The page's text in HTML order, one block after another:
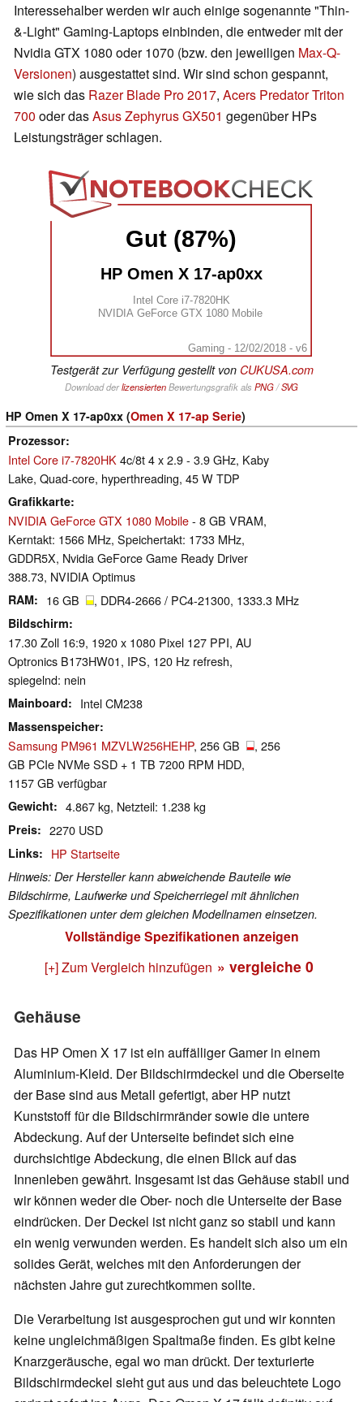
Interessehalber werden wir auch einige sogenannte "Thin-
&-Light" Gaming-Laptops einbinden, die entweder mit der
Nvidia GTX 1080 oder 1070 (bzw. den jeweiligen Max-Q-
Versionen) ausgestattet sind. Wir sind schon gespannt,
wie sich das Razer Blade Pro 2017, Acers Predator Triton
700 oder dasAsus Zephyrus GX501 gegenüber HPs
Leistungsträger schlagen.
Gut (87%)
HP Omen X 17-ap0xx
Intel Core i7-7820HK
NVIDIA GeForce GTX 1080 Mobile
Gaming - 12/02/2018 - v6
Testgerät zur Verfügung gestellt von CUKUSA.com
Download derlizensiertenBewertungsgrafik als PNG/SVG
HP Omen X 17-ap0xx (Omen X 17-ap Serie)
Prozessor
Intel Core i7-7820HK 4c/8t 4 x 2.9 - 3.9 GHz, Kaby
Lake, Quad-core, hyperthreading, 45 W TDP
Grafikkarte
NVIDIA GeForce GTX 1080 Mobile- 8 GB VRAM,
Kerntakt: 1566 MHz, Speichertakt: 1733 MHz,
GDDR5X, Nvidia GeForce Game Ready Driver
388.73, NVIDIA Optimus
RAM 16 GB , DDR4-2666 / PC4-21300, 1333.3 MHz
Bildschirm
17.30 Zoll 16:9, 1920 x 1080 Pixel 127 PPI, AU
Optronics B173HW01, IPS, 120 Hz refresh,
spiegelnd: nein
Mainboard Intel CM238
Massenspeicher
Samsung PM961 MZVLW256HEHP, 256 GB
, 256
GB PCIe NVMe SSD + 1 TB 7200 RPM HDD,
1157 GB verfügbar
Gewicht 4.867 kg, Netzteil: 1.238 kg
Preis 2270 USD
Links HP Startseite
Hinweis: Der Hersteller kann abweichende Bauteile wie
Bildschirme, Laufwerke und Speicherriegel mit ähnlichen
Spezifikationen unter dem gleichen Modellnamen einsetzen.
Vollständige Spezifikationen anzeigen
[+] Zum Vergleich hinzufügen » vergleiche 0
Gehäuse
Das HP Omen X 17 ist ein auffälliger Gamer in einem
Aluminium-Kleid. Der Bildschirmdeckel und die Oberseite
der Base sind aus Metall gefertigt, aber HP nutzt
Kunststoff für die Bildschirmränder sowie die untere
Abdeckung. Auf der Unterseite befindet sich eine
durchsichtige Abdeckung, die einen Blick auf das
Innenleben gewährt. Insgesamt ist das Gehäuse stabil und
wir können weder die Ober- noch die Unterseite der Base
eindrücken. Der Deckel ist nicht ganz so stabil und kann
ein wenig verwunden werden. Es handelt sich also um ein
solides Gerät, welches mit den Anforderungen der
nächsten Jahre gut zurechtkommen sollte.
Die Verarbeitung ist ausgesprochen gut und wir konnten
keine ungleichmäßigen Spaltmaße finden. Es gibt keine
Knarzgeräusche, egal wo man drückt. Der texturierte
Bildschirmdeckel sieht gut aus und das beleuchtete Logo